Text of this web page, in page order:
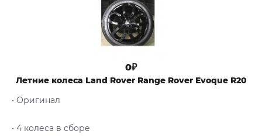
0₽
Летние колеса Land Rover Range Rover Evoque R20
• Оригинал
• 4 колеса в сборе